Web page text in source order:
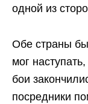
одной из
Обе страны
мог
бои
посредники